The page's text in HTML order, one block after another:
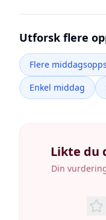
Utforsk flere
Flere
Enkel middag
Likte du
Din